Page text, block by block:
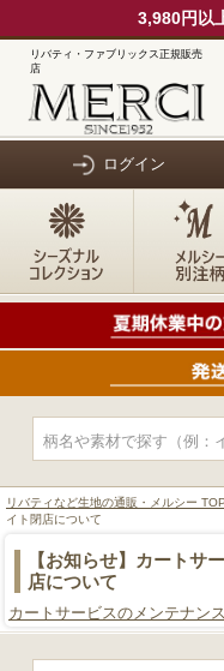
3,980円以
リバティ・ファブリックス正規販売
店
ログイン
リバティなど生地の通販・メルシー TOP
イト閉店について
【お知らせ】カートサ
店について
カートサービスのメンテナン